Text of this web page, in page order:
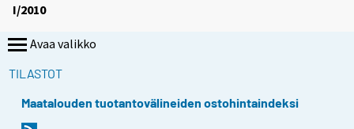
I/2010
Avaa valikko
TILASTOT
Maatalouden tuotantovälineiden ostohintaindeksi